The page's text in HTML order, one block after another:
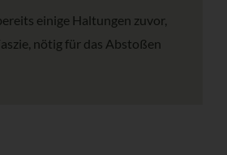
einige Haltungen zuvor,
nötig für das Abstoßen